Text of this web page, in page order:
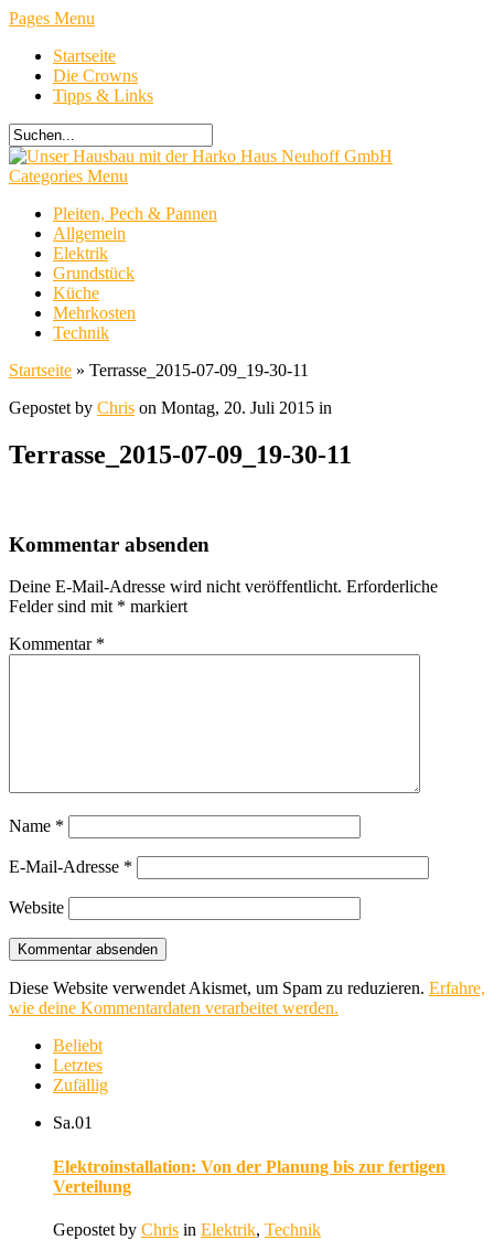
Pages Menu
Startseite
Die Crowns
Tipps & Links
Categories Menu
Pleiten, Pech & Pannen
Allgemein
Elektrik
Grundstück
Küche
Mehrkosten
Technik
Startseite » Terrasse_2015-07-09_19-30-11
Gepostet by Chris on Montag, 20. Juli 2015 in
Terrasse_2015-07-09_19-30-11
Kommentar absenden
Deine E-Mail-Adresse wird nicht veröffentlicht. Erforderliche
Felder sind mit * markiert
Kommentar *
Name *
E-Mail-Adresse *
Website
Diese Website verwendet Akismet, um Spam zu reduzieren. Erfahre,
wie deine Kommentardaten verarbeitet werden.
Beliebt
Letztes
Zufällig
Sa.01
Elektroinstallation: Von der Planung bis zur fertigen
Verteilung
Gepostet by Chris in Elektrik, Technik